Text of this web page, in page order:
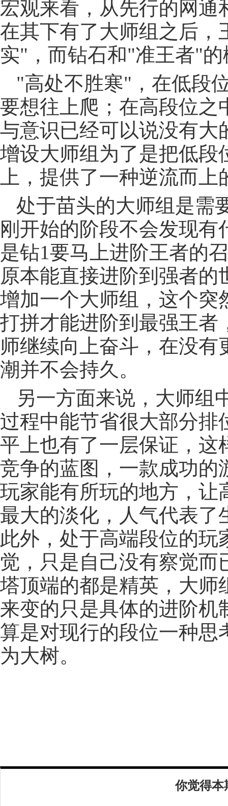
宏观来看，从先行的网
在其下有了大师组之后
实"，而钻石和"准王者"
"高处不胜寒"，在低段
要想往上爬；在高段位之
与意识已经可以说没有大
增设大师组为了是把低段
上，提供了一种逆流而上
处于苗头的大师组是需
刚开始的阶段不会发现
是钻1要马上进阶王者的
原本能直接进阶到强者
增加一个大师组，这个突
打拼才能进阶到最强王者
师继续向上奋斗，在没
潮并不会持久。
另一方面来说，大师组
过程中能节省很大部分排
平上也有了一层保证，这
竞争的蓝图，一款成功的
玩家能有所玩的地方，让
最大的淡化，人气代表了
此外，处于高端段位的
觉，只是自己没有察觉
塔顶端的都是精英，大师
来变的只是具体的进阶机
算是对现行的段位一种思
为大树。
你觉得